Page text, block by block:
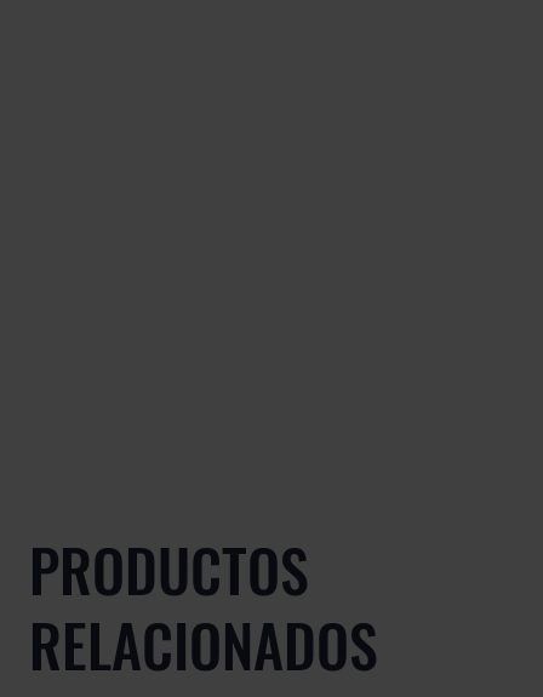
PRODUCTOS
RELACIONADOS